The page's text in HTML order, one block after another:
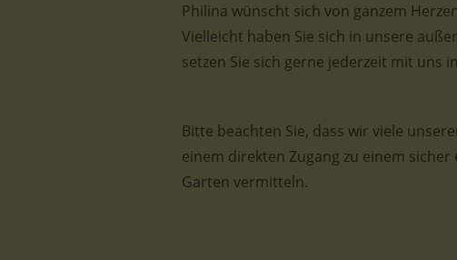
Philina wünscht sich von ganzem
Vielleicht haben Sie sich in unsere
setzen Sie sich gerne jederzeit mit uns
Bitte beachten Sie, dass wir viele
einem direkten Zugang zu einem
Garten vermitteln.